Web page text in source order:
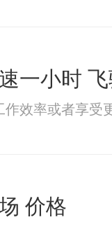
一小时
作效率或者享受
价格